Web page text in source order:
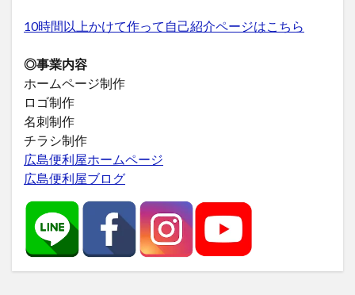
10時間以上かけて作って自己紹介ページはこちら
◎事業内容
ホームページ制作
ロゴ制作
名刺制作
チラシ制作
広島便利屋ホームページ
広島便利屋ブログ